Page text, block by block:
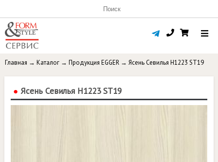
Главная → Каталог → Продукция EGGER → Ясень Севилья Н1223 ST19
● Ясень Севилья Н1223 ST19